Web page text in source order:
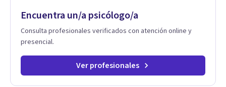
origen. Si buscas un proceso superficial, este no es el lugar.
raíz de lo que te ocurre, la Dra. Sandra Milena Jiménez Duque
es una de las mejores opciones para acompañarte. Porque
cuando sanas tu mundo interno, cambias tu forma de pensar,
Encuentra un/a psicólogo/a
Consulta profesionales verificados con atención online y
presencial.
Ver profesionales